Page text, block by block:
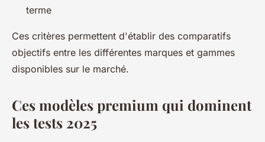
terme
Ces critères permettent d'établir des comparatifs
objectifs entre les différentes marques et gammes
disponibles sur le marché.
Ces modèles premium qui dominent
les tests 2025